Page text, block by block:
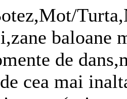
baloane
de
cea mai